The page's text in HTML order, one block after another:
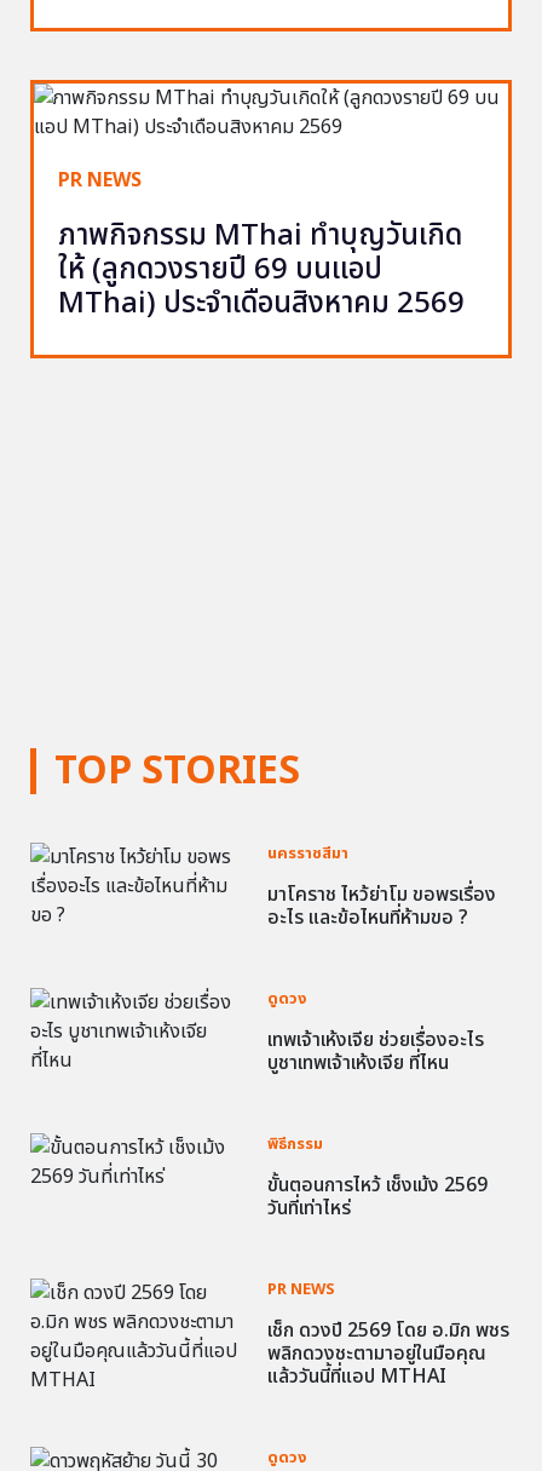
TOP STORIES
นครราชสีมา
มาโคราช ไหว้ย่าโม ขอพรเรื่อง
อะไร และข้อไหนที่ห้ามขอ ?
ดูดวง
เทพเจ้าเห้งเจีย ช่วยเรื่องอะไร
บูชาเทพเจ้าเห้งเจีย ที่ไหน
พิธีกรรม
ขั้นตอนการไหว้ เช็งเม้ง 2569
วันที่เท่าไหร่
PR NEWS
เช็ก ดวงปี 2569 โดย อ.มิก พชร
พลิกดวงชะตามาอยู่ในมือคุณ
แล้ววันนี้ที่แอป MTHAI
ดูดวง
PR NEWS
ภาพกิจกรรม MThai ทำบุญวันเกิด
ให้ (ลูกดวงรายปี 69 บนแอป
MThai) ประจำเดือนสิงหาคม 2569